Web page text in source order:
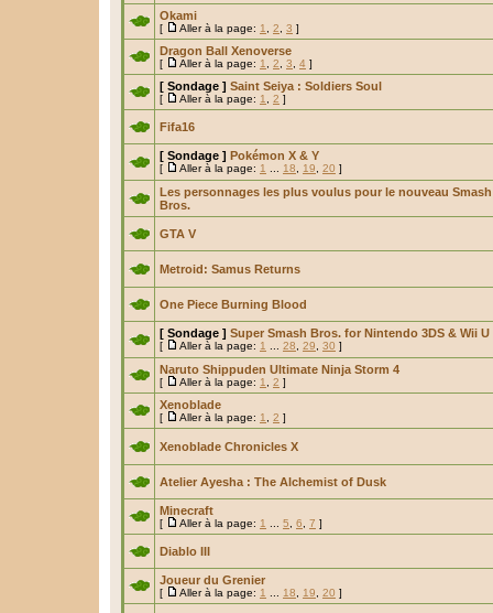
Okami
[ Aller à la page: 1 2 3 ]
Dragon Ball Xenoverse
[ Aller à la page: 1 2 3 4 ]
[ Sondage ] Saint Seiya : Soldiers Soul
[ Aller à la page: 1 2 ]
Fifa16
[ Sondage ] Pokémon X & Y
[ Aller à la page: 1 18 19 20 ]
Les personnages les plus voulus pour le nouveau Smash
Bros.
GTA V
Metroid: Samus Returns
One Piece Burning Blood
[ Sondage ] Super Smash Bros. for Nintendo 3DS & Wii U
[ Aller à la page: 1 28 29 30 ]
Naruto Shippuden Ultimate Ninja Storm 4
[ Aller à la page: 1 2 ]
Xenoblade
[ Aller à la page: 1 2 ]
Xenoblade Chronicles X
Atelier Ayesha : The Alchemist of Dusk
Minecraft
[ Aller à la page: 1 5 6 7 ]
Diablo III
Joueur du Grenier
[ Aller à la page: 1 18 19 20 ]